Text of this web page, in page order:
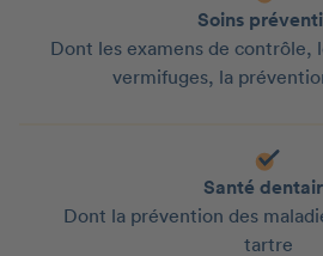
Soins
Dont les examens de contrôle,
vermifuges, la
Santé
Dont la prévention des
tartre